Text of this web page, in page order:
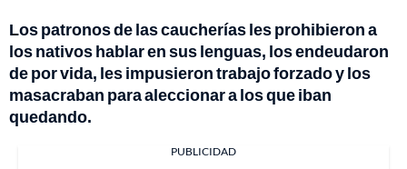
Los patronos de las caucherías les prohibieron a
los nativos hablar en sus lenguas, los endeudaron
de por vida, les impusieron trabajo forzado y los
masacraban para aleccionar a los que iban
quedando.
PUBLICIDAD